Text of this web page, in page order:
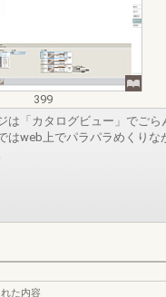
399
は「カタログビュー」でごら
はweb上でパラパラめくりな
た内容